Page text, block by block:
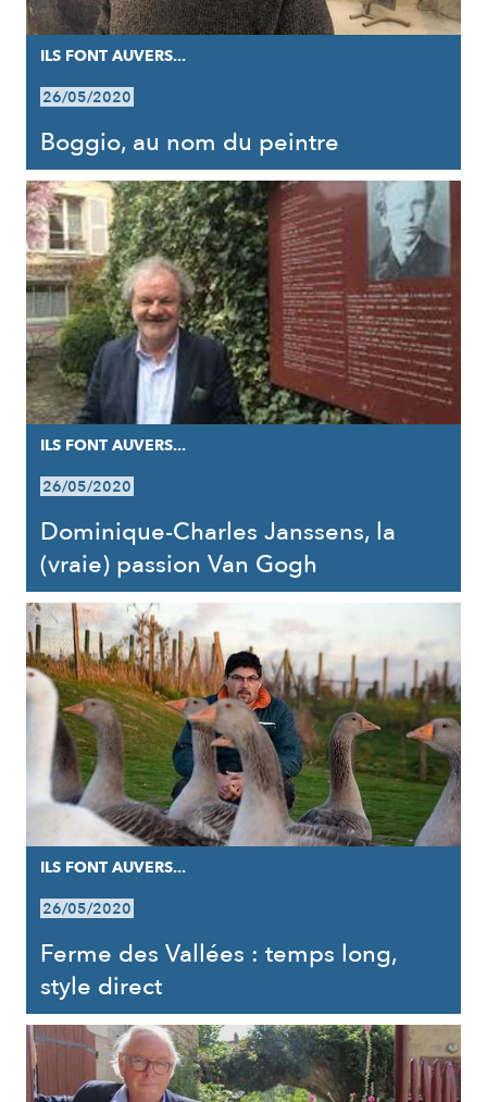
ILS FONT AUVERS...
26/05/2020
Boggio, au nom du peintre
ILS FONT AUVERS...
26/05/2020
Dominique-Charles Janssens, la
(vraie) passion Van Gogh
ILS FONT AUVERS...
26/05/2020
Ferme des Vallées : temps long,
style direct